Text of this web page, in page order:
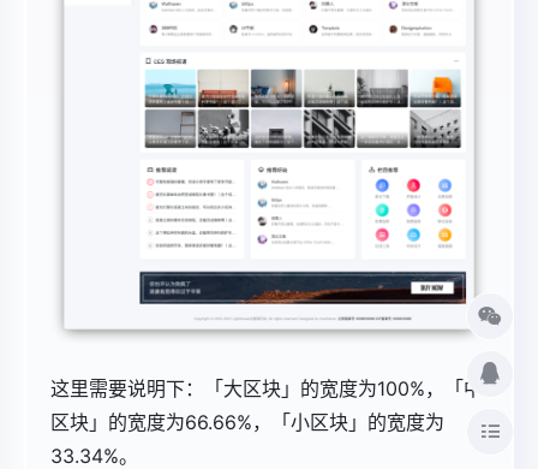
这里需要说明下：「大区块」的宽度为100%，「中
区块」的宽度为66.66%，「小区块」的宽度为
33.34%。